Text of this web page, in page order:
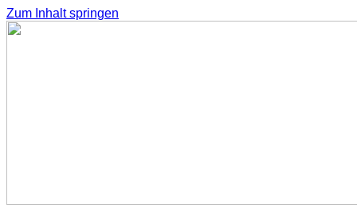
Zum Inhalt springen